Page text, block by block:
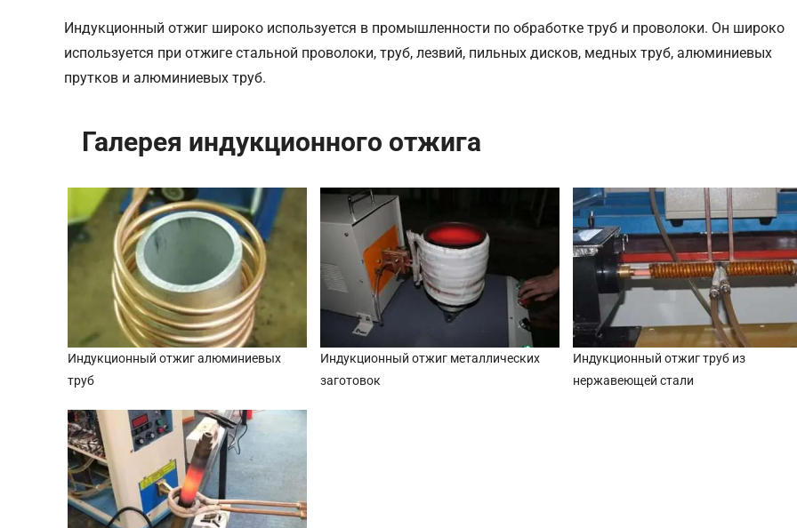
Индукционный отжиг широко используется в промышленности по обработке труб и проволоки. Он широко
используется при отжиге стальной проволоки, труб, лезвий, пильных дисков, медных труб, алюминиевых
прутков и алюминиевых труб.
Галерея индукционного отжига
Индукционный отжиг алюминиевых
труб
Индукционный отжиг металлических
заготовок
Индукционный отжиг труб из
нержавеющей стали